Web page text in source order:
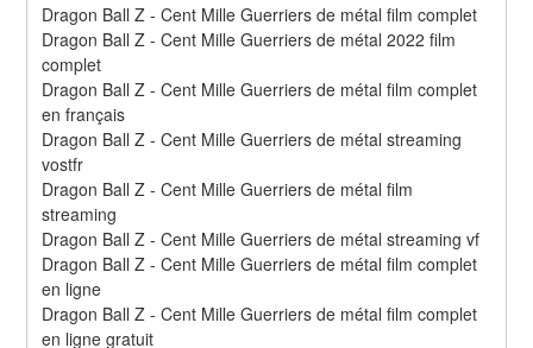
Dragon Ball Z - Cent Mille Guerriers de métal film complet
Dragon Ball Z - Cent Mille Guerriers de métal 2022 film
complet
Dragon Ball Z - Cent Mille Guerriers de métal film complet
en français
Dragon Ball Z - Cent Mille Guerriers de métal streaming
vostfr
Dragon Ball Z - Cent Mille Guerriers de métal film
streaming
Dragon Ball Z - Cent Mille Guerriers de métal streaming vf
Dragon Ball Z - Cent Mille Guerriers de métal film complet
en ligne
Dragon Ball Z - Cent Mille Guerriers de métal film complet
en ligne gratuit